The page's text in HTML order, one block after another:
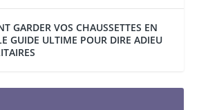
GARDER VOS CHAUSSETTES EN
GUIDE ULTIME POUR DIRE ADIEU